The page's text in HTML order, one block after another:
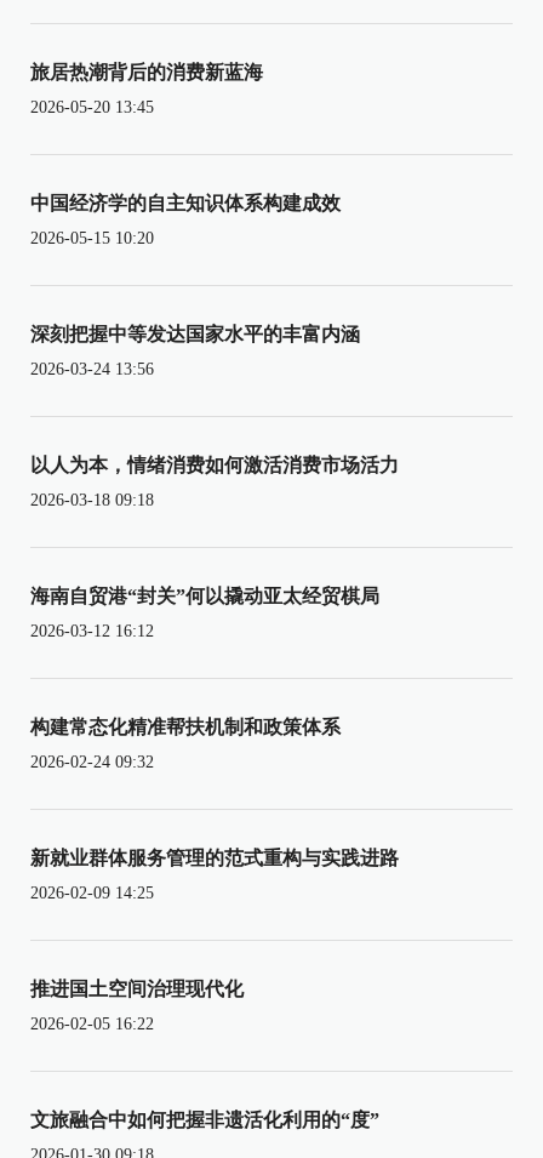
旅居热潮背后的消费新蓝海
2026-05-20 13:45
中国经济学的自主知识体系构建成效
2026-05-15 10:20
深刻把握中等发达国家水平的丰富内涵
2026-03-24 13:56
以人为本，情绪消费如何激活消费市场活力
2026-03-18 09:18
海南自贸港“封关”何以撬动亚太经贸棋局
2026-03-12 16:12
构建常态化精准帮扶机制和政策体系
2026-02-24 09:32
新就业群体服务管理的范式重构与实践进路
2026-02-09 14:25
推进国土空间治理现代化
2026-02-05 16:22
文旅融合中如何把握非遗活化利用的“度”